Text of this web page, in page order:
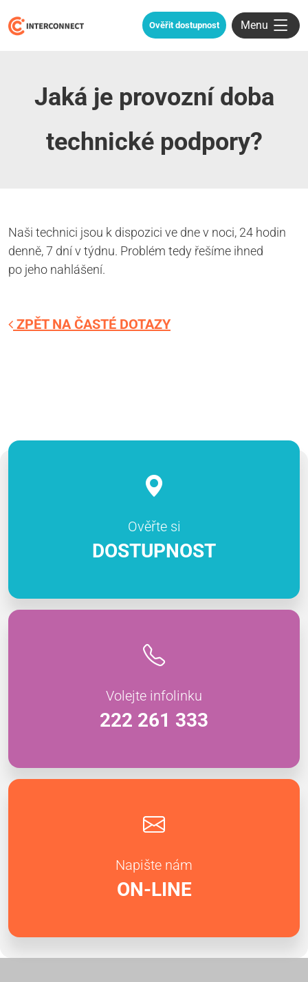
Ověřit dostupnost Menu
Jaká je provozní doba
technické podpory?
Naši technici jsou k dispozici ve dne v noci, 24 hodin
denně, 7 dní v týdnu. Problém tedy řešíme ihned
po jeho nahlášení.
ZPĚT NA ČASTÉ DOTAZY
Ověřte si
DOSTUPNOST
Volejte infolinku
222 261 333
Napište nám
ON-LINE